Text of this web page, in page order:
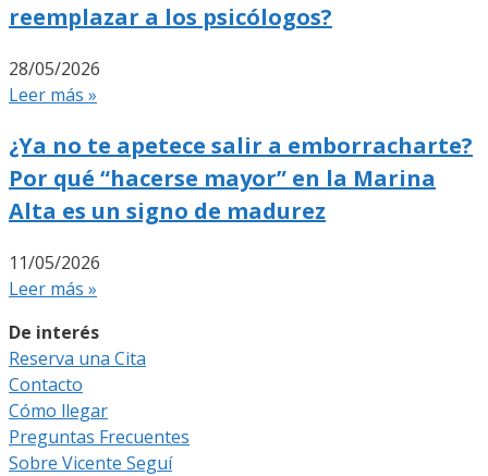
reemplazar a los psicólogos?
28/05/2026
Leer más »
¿Ya no te apetece salir a emborracharte?
Por qué “hacerse mayor” en la Marina
Alta es un signo de madurez
11/05/2026
Leer más »
De interés
Reserva una Cita
Contacto
Cómo llegar
Preguntas Frecuentes
Sobre Vicente Seguí